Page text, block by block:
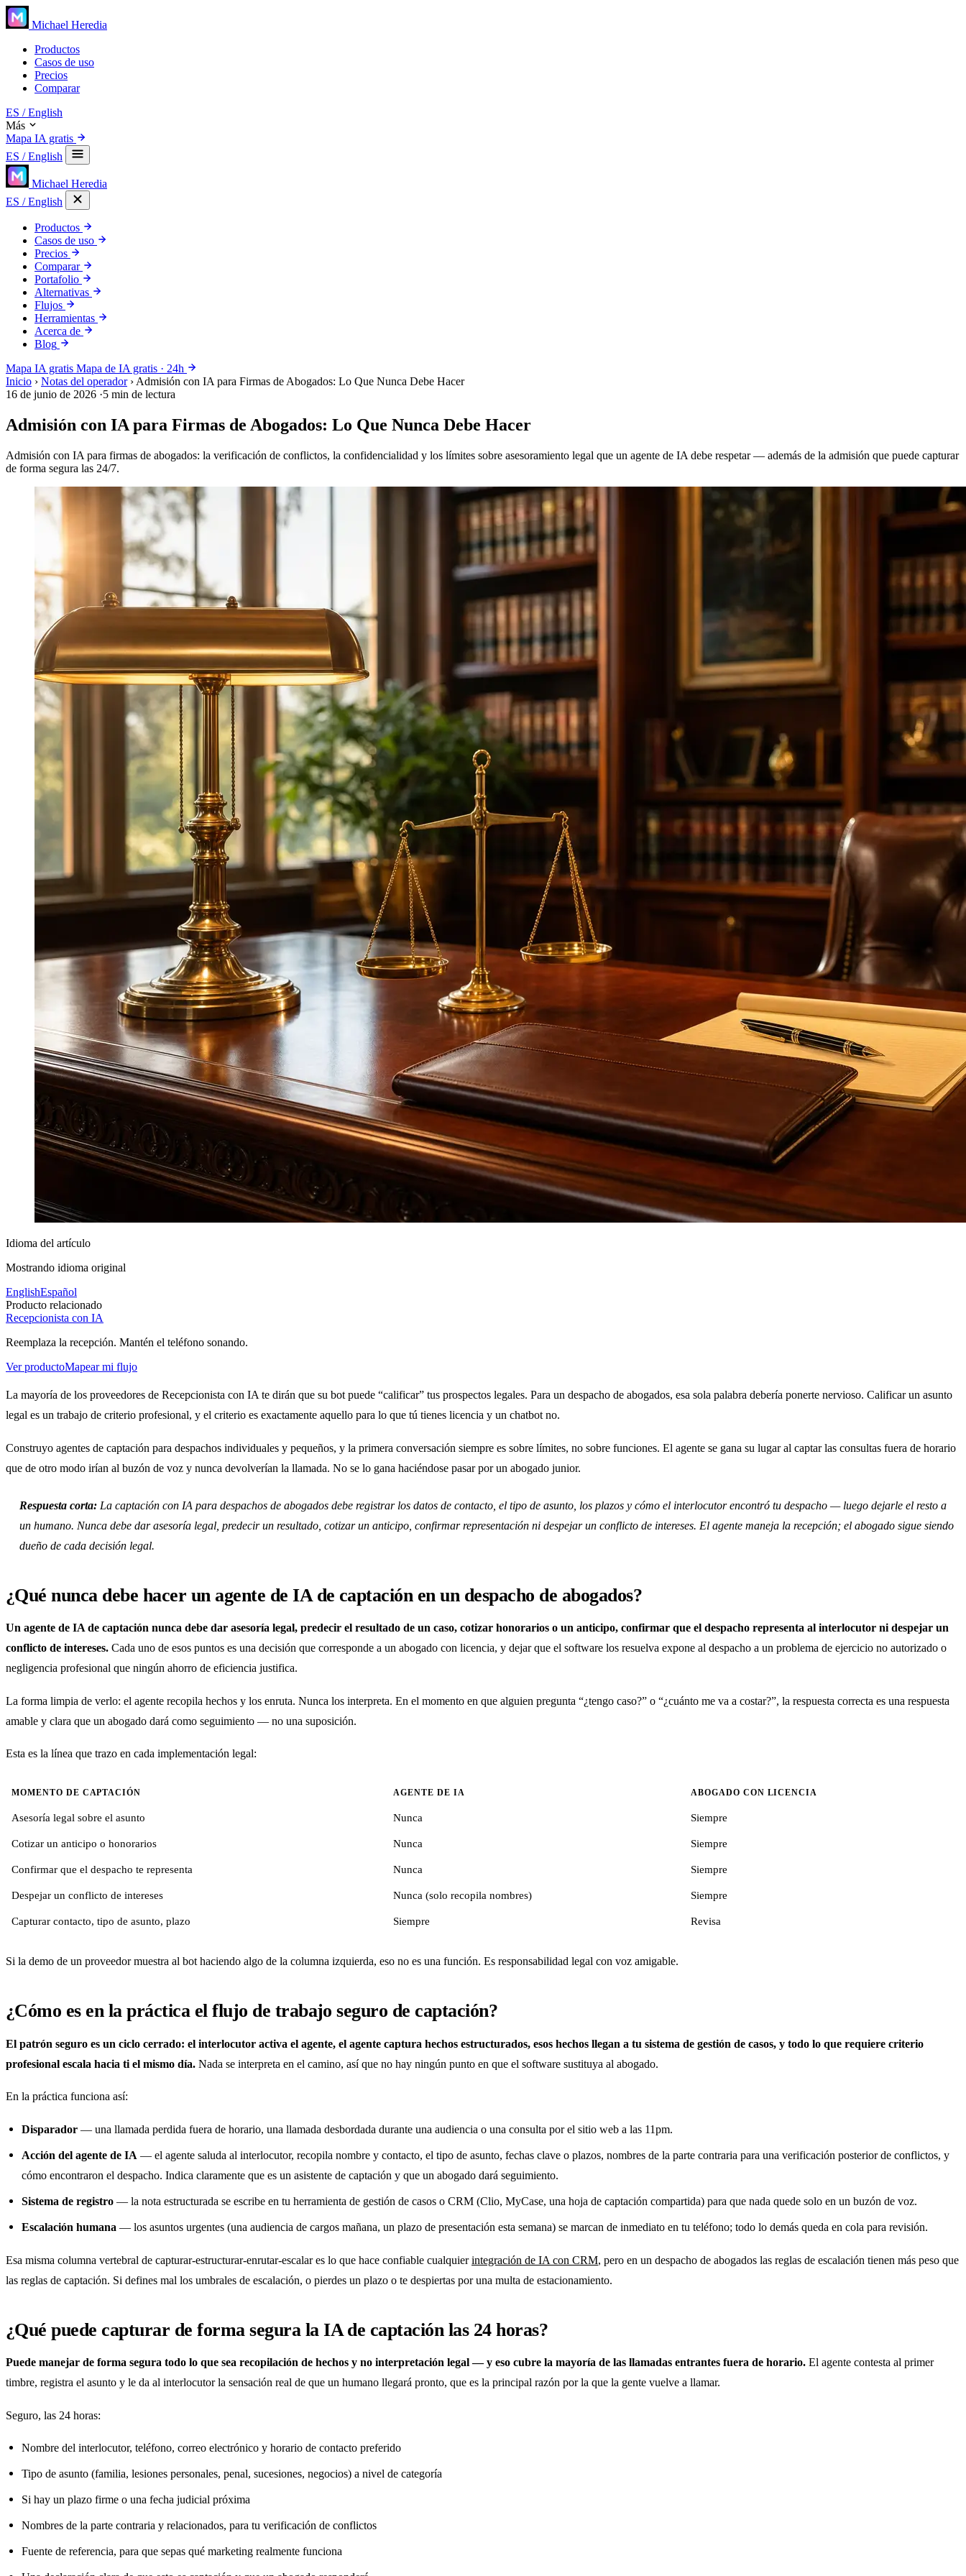
Michael Heredia
Productos
Casos de uso
Precios
Comparar
ES / English
Más
Mapa IA gratis
ES / English
Michael Heredia
ES / English
Productos
Casos de uso
Precios
Comparar
Portafolio
Alternativas
Flujos
Herramientas
Acerca de
Blog
Mapa IA gratis Mapa de IA gratis · 24h
Inicio › Notas del operador › Admisión con IA para Firmas de Abogados: Lo Que Nunca Debe Hacer
16 de junio de 2026 ·5 min de lectura
Admisión con IA para Firmas de Abogados: Lo Que Nunca Debe Hacer
Admisión con IA para firmas de abogados: la verificación de conflictos, la confidencialidad y los límites sobre asesoramiento legal que un agente de IA debe respetar — además de la admisión que puede capturar
de forma segura las 24/7.
Idioma del artículo
Mostrando idioma original
EnglishEspañol
Producto relacionado
Recepcionista con IA
Reemplaza la recepción. Mantén el teléfono sonando.
Ver productoMapear mi flujo
La mayoría de los proveedores de Recepcionista con IA te dirán que su bot puede “calificar” tus prospectos legales. Para un despacho de abogados, esa sola palabra debería ponerte nervioso. Calificar un asunto
legal es un trabajo de criterio profesional, y el criterio es exactamente aquello para lo que tú tienes licencia y un chatbot no.
Construyo agentes de captación para despachos individuales y pequeños, y la primera conversación siempre es sobre límites, no sobre funciones. El agente se gana su lugar al captar las consultas fuera de horario
que de otro modo irían al buzón de voz y nunca devolverían la llamada. No se lo gana haciéndose pasar por un abogado junior.
Respuesta corta: La captación con IA para despachos de abogados debe registrar los datos de contacto, el tipo de asunto, los plazos y cómo el interlocutor encontró tu despacho — luego dejarle el resto a
un humano. Nunca debe dar asesoría legal, predecir un resultado, cotizar un anticipo, confirmar representación ni despejar un conflicto de intereses. El agente maneja la recepción; el abogado sigue siendo
dueño de cada decisión legal.
¿Qué nunca debe hacer un agente de IA de captación en un despacho de abogados?
Un agente de IA de captación nunca debe dar asesoría legal, predecir el resultado de un caso, cotizar honorarios o un anticipo, confirmar que el despacho representa al interlocutor ni despejar un
conflicto de intereses. Cada uno de esos puntos es una decisión que corresponde a un abogado con licencia, y dejar que el software los resuelva expone al despacho a un problema de ejercicio no autorizado o
negligencia profesional que ningún ahorro de eficiencia justifica.
La forma limpia de verlo: el agente recopila hechos y los enruta. Nunca los interpreta. En el momento en que alguien pregunta “¿tengo caso?” o “¿cuánto me va a costar?”, la respuesta correcta es una respuesta
amable y clara que un abogado dará como seguimiento — no una suposición.
Esta es la línea que trazo en cada implementación legal:
MOMENTO DE CAPTACIÓN AGENTE DE IA ABOGADO CON LICENCIA
Asesoría legal sobre el asunto Nunca Siempre
Cotizar un anticipo o honorarios Nunca Siempre
Confirmar que el despacho te representa Nunca Siempre
Despejar un conflicto de intereses Nunca (solo recopila nombres) Siempre
Capturar contacto, tipo de asunto, plazo Siempre Revisa
Si la demo de un proveedor muestra al bot haciendo algo de la columna izquierda, eso no es una función. Es responsabilidad legal con voz amigable.
¿Cómo es en la práctica el flujo de trabajo seguro de captación?
El patrón seguro es un ciclo cerrado: el interlocutor activa el agente, el agente captura hechos estructurados, esos hechos llegan a tu sistema de gestión de casos, y todo lo que requiere criterio
profesional escala hacia ti el mismo día. Nada se interpreta en el camino, así que no hay ningún punto en que el software sustituya al abogado.
En la práctica funciona así:
Disparador — una llamada perdida fuera de horario, una llamada desbordada durante una audiencia o una consulta por el sitio web a las 11pm.
Acción del agente de IA — el agente saluda al interlocutor, recopila nombre y contacto, el tipo de asunto, fechas clave o plazos, nombres de la parte contraria para una verificación posterior de conflictos, y
cómo encontraron el despacho. Indica claramente que es un asistente de captación y que un abogado dará seguimiento.
Sistema de registro — la nota estructurada se escribe en tu herramienta de gestión de casos o CRM (Clio, MyCase, una hoja de captación compartida) para que nada quede solo en un buzón de voz.
Escalación humana — los asuntos urgentes (una audiencia de cargos mañana, un plazo de presentación esta semana) se marcan de inmediato en tu teléfono; todo lo demás queda en cola para revisión.
Esa misma columna vertebral de capturar-estructurar-enrutar-escalar es lo que hace confiable cualquierintegración de IA con CRM, pero en un despacho de abogados las reglas de escalación tienen más peso que
las reglas de captación. Si defines mal los umbrales de escalación, o pierdes un plazo o te despiertas por una multa de estacionamiento.
¿Qué puede capturar de forma segura la IA de captación las 24 horas?
Puede manejar de forma segura todo lo que sea recopilación de hechos y no interpretación legal — y eso cubre la mayoría de las llamadas entrantes fuera de horario. El agente contesta al primer
timbre, registra el asunto y le da al interlocutor la sensación real de que un humano llegará pronto, que es la principal razón por la que la gente vuelve a llamar.
Seguro, las 24 horas:
Nombre del interlocutor, teléfono, correo electrónico y horario de contacto preferido
Tipo de asunto (familia, lesiones personales, penal, sucesiones, negocios) a nivel de categoría
Si hay un plazo firme o una fecha judicial próxima
Nombres de la parte contraria y relacionados, para tu verificación de conflictos
Fuente de referencia, para que sepas qué marketing realmente funciona